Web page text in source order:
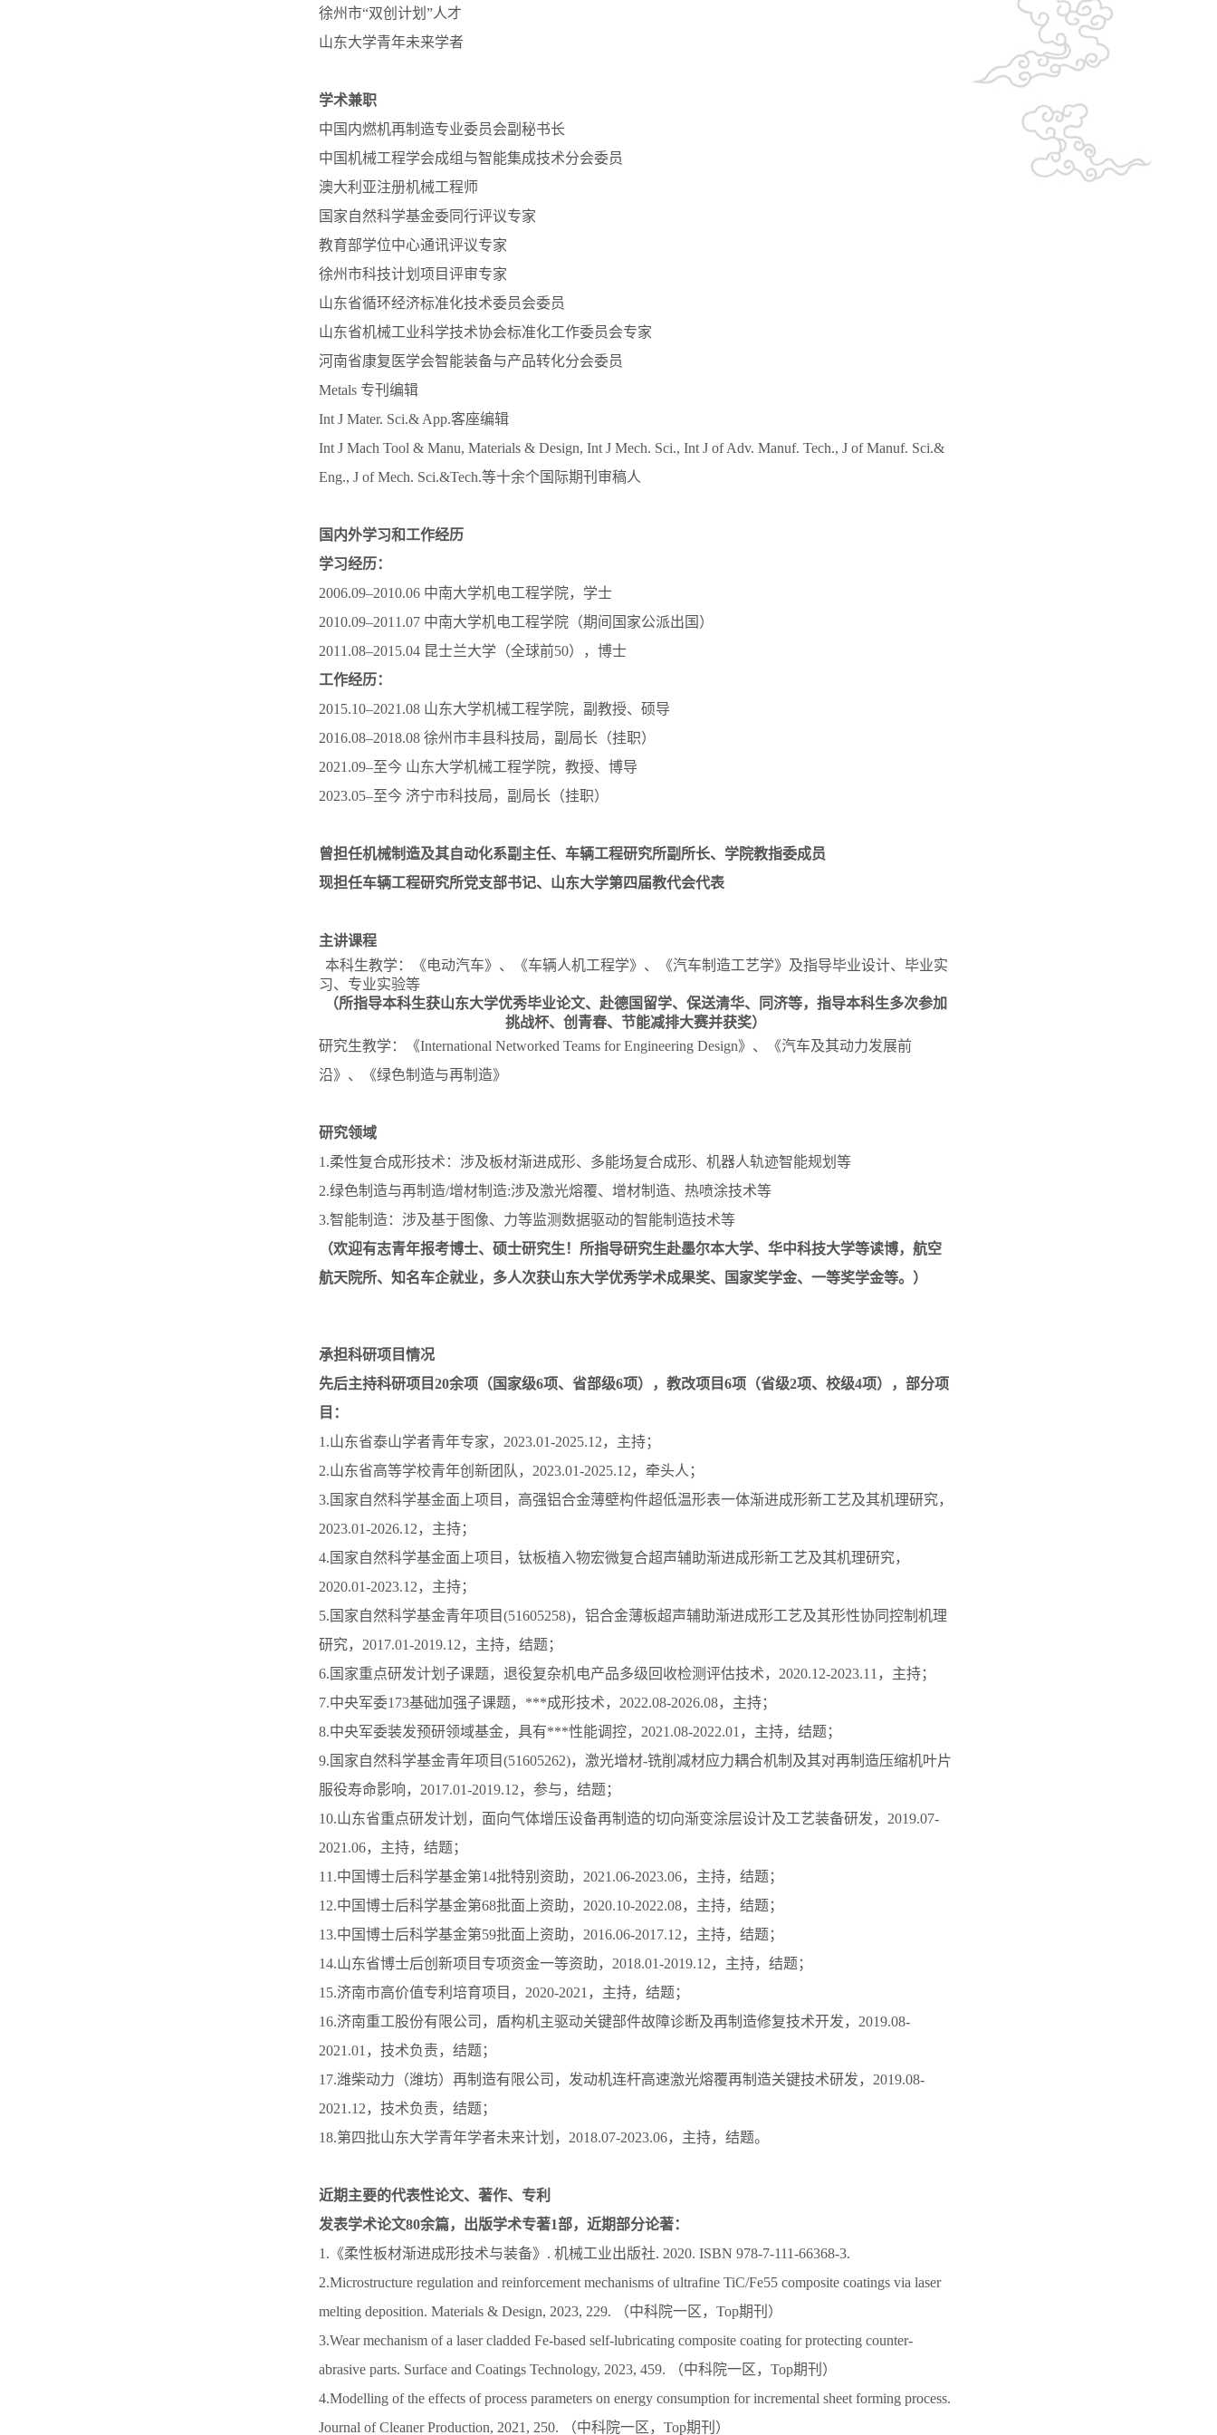
徐州市“双创计划”人才
山东大学青年未来学者
学术兼职
中国内燃机再制造专业委员会副秘书长
中国机械工程学会成组与智能集成技术分会委员
澳大利亚注册机械工程师
国家自然科学基金委同行评议专家
教育部学位中心通讯评议专家
徐州市科技计划项目评审专家
山东省循环经济标准化技术委员会委员
山东省机械工业科学技术协会标准化工作委员会专家
河南省康复医学会智能装备与产品转化分会委员
Metals 专刊编辑
Int J Mater. Sci.& App.客座编辑
Int J Mach Tool & Manu, Materials & Design, Int J Mech. Sci., Int J of Adv. Manuf. Tech., J of Manuf. Sci.&
Eng., J of Mech. Sci.&Tech.等十余个国际期刊审稿人
国内外学习和工作经历
学习经历：
2006.09–2010.06 中南大学机电工程学院，学士
2010.09–2011.07 中南大学机电工程学院（期间国家公派出国）
2011.08–2015.04 昆士兰大学（全球前50），博士
工作经历：
2015.10–2021.08 山东大学机械工程学院，副教授、硕导
2016.08–2018.08 徐州市丰县科技局，副局长（挂职）
2021.09–至今 山东大学机械工程学院，教授、博导
2023.05–至今 济宁市科技局，副局长（挂职）
曾担任机械制造及其自动化系副主任、车辆工程研究所副所长、学院教指委成员
现担任车辆工程研究所党支部书记、山东大学第四届教代会代表
主讲课程
本科生教学：《电动汽车》、《车辆人机工程学》、《汽车制造工艺学》及指导毕业设计、毕业实
习、专业实验等
（所指导本科生获山东大学优秀毕业论文、赴德国留学、保送清华、同济等，指导本科生多次参加
挑战杯、创青春、节能减排大赛并获奖）
研究生教学：《International Networked Teams for Engineering Design》、《汽车及其动力发展前
沿》、《绿色制造与再制造》
研究领域
1.柔性复合成形技术：涉及板材渐进成形、多能场复合成形、机器人轨迹智能规划等
2.绿色制造与再制造/增材制造:涉及激光熔覆、增材制造、热喷涂技术等
3.智能制造：涉及基于图像、力等监测数据驱动的智能制造技术等
（欢迎有志青年报考博士、硕士研究生！所指导研究生赴墨尔本大学、华中科技大学等读博，航空
航天院所、知名车企就业，多人次获山东大学优秀学术成果奖、国家奖学金、一等奖学金等。）
承担科研项目情况
先后主持科研项目20余项（国家级6项、省部级6项），教改项目6项（省级2项、校级4项），部分项
目：
1.山东省泰山学者青年专家，2023.01-2025.12，主持；
2.山东省高等学校青年创新团队，2023.01-2025.12，牵头人；
3.国家自然科学基金面上项目，高强铝合金薄壁构件超低温形表一体渐进成形新工艺及其机理研究，
2023.01-2026.12，主持；
4.国家自然科学基金面上项目，钛板植入物宏微复合超声辅助渐进成形新工艺及其机理研究，
2020.01-2023.12，主持；
5.国家自然科学基金青年项目(51605258)，铝合金薄板超声辅助渐进成形工艺及其形性协同控制机理
研究，2017.01-2019.12，主持，结题；
6.国家重点研发计划子课题，退役复杂机电产品多级回收检测评估技术，2020.12-2023.11，主持；
7.中央军委173基础加强子课题，***成形技术，2022.08-2026.08，主持；
8.中央军委装发预研领域基金，具有***性能调控，2021.08-2022.01，主持，结题；
9.国家自然科学基金青年项目(51605262)，激光增材-铣削减材应力耦合机制及其对再制造压缩机叶片
服役寿命影响，2017.01-2019.12，参与，结题；
10.山东省重点研发计划，面向气体增压设备再制造的切向渐变涂层设计及工艺装备研发，2019.07-
2021.06，主持，结题；
11.中国博士后科学基金第14批特别资助，2021.06-2023.06，主持，结题；
12.中国博士后科学基金第68批面上资助，2020.10-2022.08，主持，结题；
13.中国博士后科学基金第59批面上资助，2016.06-2017.12，主持，结题；
14.山东省博士后创新项目专项资金一等资助，2018.01-2019.12，主持，结题；
15.济南市高价值专利培育项目，2020-2021，主持，结题；
16.济南重工股份有限公司，盾构机主驱动关键部件故障诊断及再制造修复技术开发，2019.08-
2021.01，技术负责，结题；
17.潍柴动力（潍坊）再制造有限公司，发动机连杆高速激光熔覆再制造关键技术研发，2019.08-
2021.12，技术负责，结题；
18.第四批山东大学青年学者未来计划，2018.07-2023.06，主持，结题。
近期主要的代表性论文、著作、专利
发表学术论文80余篇，出版学术专著1部，近期部分论著：
1.《柔性板材渐进成形技术与装备》. 机械工业出版社. 2020. ISBN 978-7-111-66368-3.
2.Microstructure regulation and reinforcement mechanisms of ultrafine TiC/Fe55 composite coatings via laser
melting deposition. Materials & Design, 2023, 229. （中科院一区，Top期刊）
3.Wear mechanism of a laser cladded Fe-based self-lubricating composite coating for protecting counter-
abrasive parts. Surface and Coatings Technology, 2023, 459. （中科院一区，Top期刊）
4.Modelling of the effects of process parameters on energy consumption for incremental sheet forming process.
Journal of Cleaner Production, 2021, 250. （中科院一区，Top期刊）